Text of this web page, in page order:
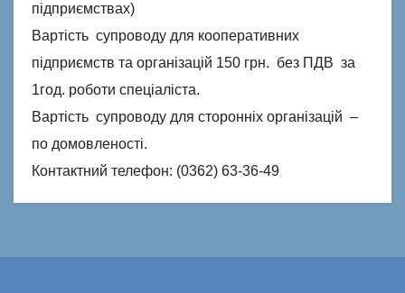
підприємствах)
Вартість супроводу для кооперативних
підприємств та організацій 150 грн. без ПДВ за
1год. роботи спеціаліста.
Вартість супроводу для сторонніх організацій –
по домовленості.
Контактний телефон: (0362) 63-36-49